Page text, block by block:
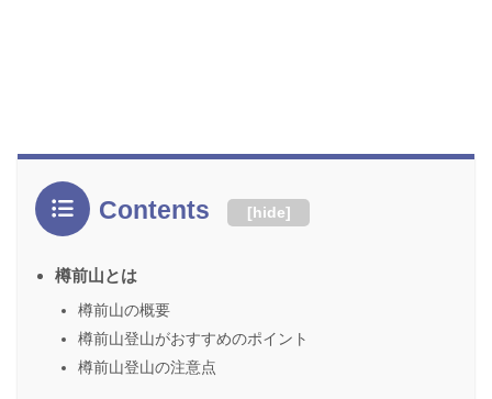
Contents [hide]
樽前山とは
樽前山の概要
樽前山登山がおすすめのポイント
樽前山登山の注意点